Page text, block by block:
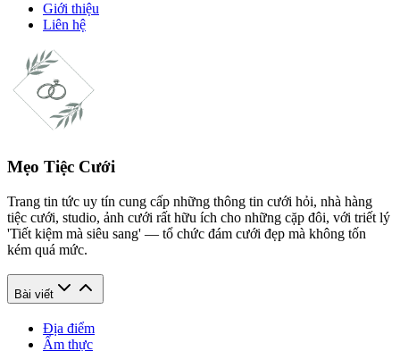
Giới thiệu
Liên hệ
Mẹo Tiệc Cưới
Trang tin tức uy tín cung cấp những thông tin cưới hỏi, nhà hàng
tiệc cưới, studio, ảnh cưới rất hữu ích cho những cặp đôi, với triết lý
'Tiết kiệm mà siêu sang' — tổ chức đám cưới đẹp mà không tốn
kém quá mức.
Bài viết
Địa điểm
Ẩm thực